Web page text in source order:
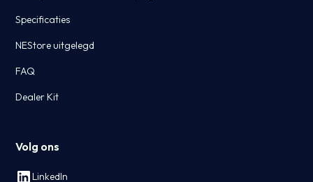
Specificaties
NEStore uitgelegd
FAQ
Dealer Kit
Volg ons
LinkedIn